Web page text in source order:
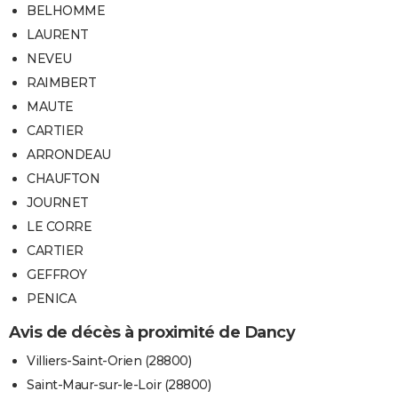
BELHOMME
LAURENT
NEVEU
RAIMBERT
MAUTE
CARTIER
ARRONDEAU
CHAUFTON
JOURNET
LE CORRE
CARTIER
GEFFROY
PENICA
Avis de décès à proximité de Dancy
Villiers-Saint-Orien (28800)
Saint-Maur-sur-le-Loir (28800)